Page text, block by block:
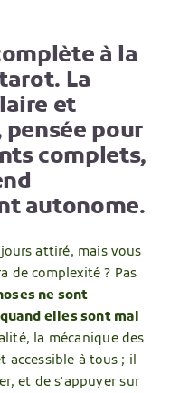
à la
La
et
pensée pour
complets,
autonome.
attiré, mais vous
de complexité ? Pas
ne sont
elles sont mal
la mécanique des
accessible à tous ; il
et de s'appuyer sur